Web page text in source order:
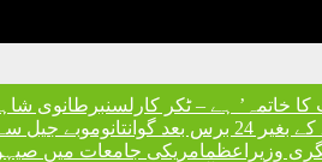
خاتمہ’ ہے – ٹکر کارلسنبرطانوی
سے آزاد
وزیراعظمامریکی جامعات میں